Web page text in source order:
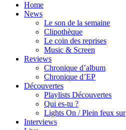
Home
News
Le son de la semaine
Clipothèque
Le coin des reprises
Music & Screen
Reviews
Chronique d’album
Chronique d’EP
Découvertes
Playlists Découvertes
Qui es-tu ?
Lights On / Plein feux sur
Interviews